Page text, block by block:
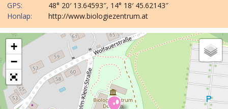
GPS:
48° 20′ 13.64593″, 14° 18′ 45.62143″
Honlap:
http://www.biologiezentrum.at
+
−